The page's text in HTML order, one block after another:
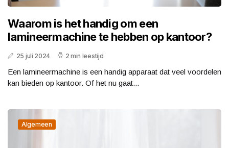
Waarom is het handig om een
lamineermachine te hebben op kantoor?
25 juli 2024 2 min leestijd
Een lamineermachine is een handig apparaat dat veel voordelen
kan bieden op kantoor. Of het nu gaat...
Algemeen